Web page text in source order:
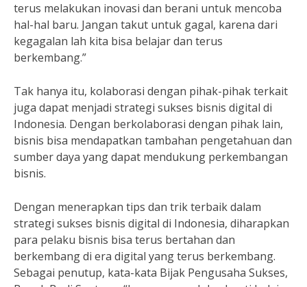
terus melakukan inovasi dan berani untuk mencoba
hal-hal baru. Jangan takut untuk gagal, karena dari
kegagalan lah kita bisa belajar dan terus
berkembang.”
Tak hanya itu, kolaborasi dengan pihak-pihak terkait
juga dapat menjadi strategi sukses bisnis digital di
Indonesia. Dengan berkolaborasi dengan pihak lain,
bisnis bisa mendapatkan tambahan pengetahuan dan
sumber daya yang dapat mendukung perkembangan
bisnis.
Dengan menerapkan tips dan trik terbaik dalam
strategi sukses bisnis digital di Indonesia, diharapkan
para pelaku bisnis bisa terus bertahan dan
berkembang di era digital yang terus berkembang.
Sebagai penutup, kata-kata Bijak Pengusaha Sukses,